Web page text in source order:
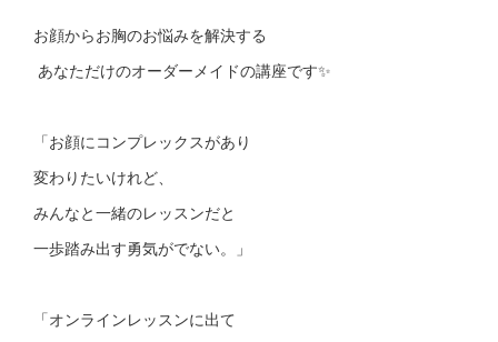
お顔からお胸のお悩みを解決する
あなただけのオーダーメイドの講座です✨
「お顔にコンプレックスがあり
変わりたいけれど、
みんなと一緒のレッスンだと
一歩踏み出す勇気がでない。」
「オンラインレッスンに出て